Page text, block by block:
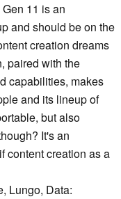
11 is an
and should be on the
creation dreams
paired with the
capabilities, makes
and its lineup of
but also
It's an
content creation as a
Lungo, Data: